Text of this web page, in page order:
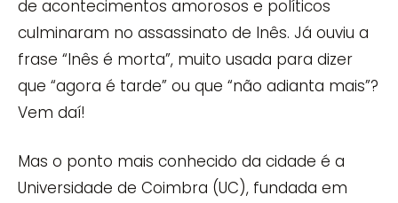
de acontecimentos amorosos e políticos
culminaram no assassinato de Inês. Já ouviu a
frase “Inês é morta”, muito usada para dizer
que “agora é tarde” ou que “não adianta mais”?
Vem daí!
Mas o ponto mais conhecido da cidade é a
Universidade de Coimbra (UC), fundada em